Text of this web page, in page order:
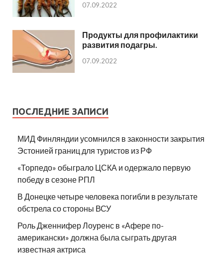
07.09.2022
Продукты для профилактики
развития подагры.
07.09.2022
ПОСЛЕДНИЕ ЗАПИСИ
МИД Финляндии усомнился в законности закрытия
Эстонией границ для туристов из РФ
«Торпедо» обыграло ЦСКА и одержало первую
победу в сезоне РПЛ
В Донецке четыре человека погибли в результате
обстрела со стороны ВСУ
Роль Дженнифер Лоуренс в «Афере по-
американски» должна была сыграть другая
известная актриса